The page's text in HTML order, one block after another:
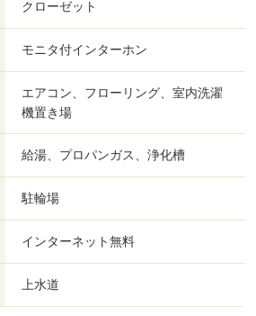
クローゼット
モニタ付インターホン
エアコン、フローリング、室内洗濯
機置き場
給湯、プロパンガス、浄化槽
駐輪場
インターネット無料
上水道